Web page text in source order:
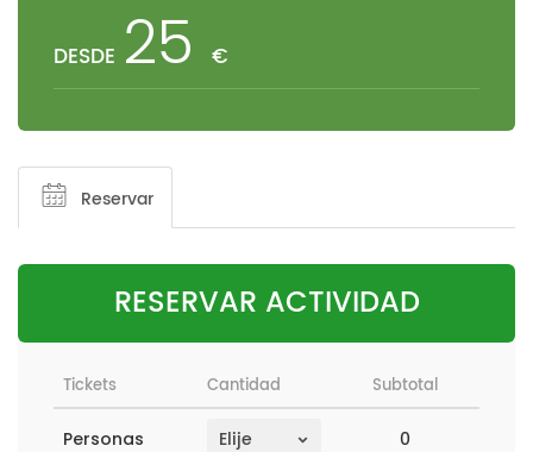
DESDE 25 €
Reservar
RESERVAR ACTIVIDAD
Tickets Cantidad Subtotal
Personas 0